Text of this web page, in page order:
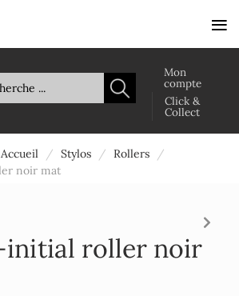
Mon
compte
Click &
Collect
Accueil / Stylos / Rollers
/
noir mat
initial roller noir
≡